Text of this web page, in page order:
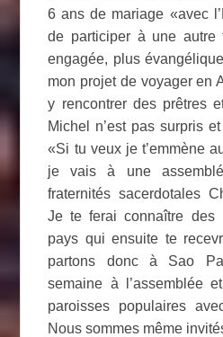
6 ans de mariage «avec
de participer à une autre
engagée, plus
mon projet de voyager en
y rencontrer des prêtres
Michel n’est pas surpris
«Si tu veux je t’emmène
je vais à une
fraternités sacerdotales
Je te ferai connaître des
pays qui ensuite te
partons donc à Sao
semaine à l’assemblée
paroisses populaires
Nous sommes même